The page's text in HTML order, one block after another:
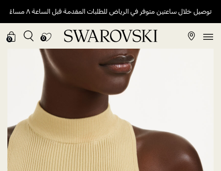
توصيل خلال ساعتين متوفر في الرياض للطلبات المقدمة قبل الساعة ٨ مساءً
0
0